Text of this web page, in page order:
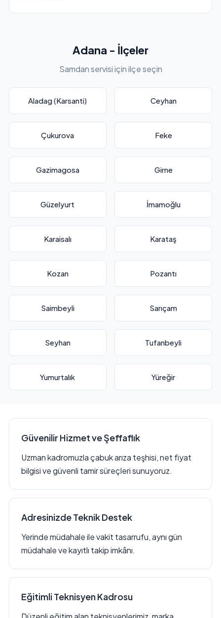
Adana - İlçeler
Samdan servisi için ilçe seçin
Aladag (Karsanti) Ceyhan
Çukurova Feke
Gazimagosa Girne
Güzelyurt İmamoğlu
Karaisalı Karataş
Kozan Pozantı
Saimbeyli Sarıçam
Seyhan Tufanbeyli
Yumurtalık Yüreğir
Güvenilir Hizmet ve Şeffaflık
Uzman kadromuzla çabuk arıza teşhisi, net fiyat
bilgisi ve güvenli tamir süreçleri sunuyoruz.
Adresinizde Teknik Destek
Yerinde müdahale ile vakit tasarrufu, aynı gün
müdahale ve kayıtlı takip imkânı.
Eğitimli Teknisyen Kadrosu